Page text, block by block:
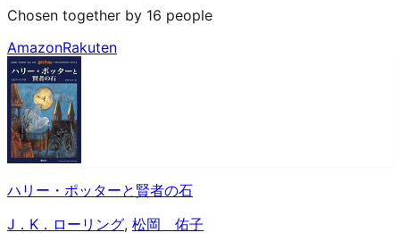
Chosen together by 16 people
AmazonRakuten
ハリー・ポッターと賢者の石
J．K．ローリング, 松岡 佑子